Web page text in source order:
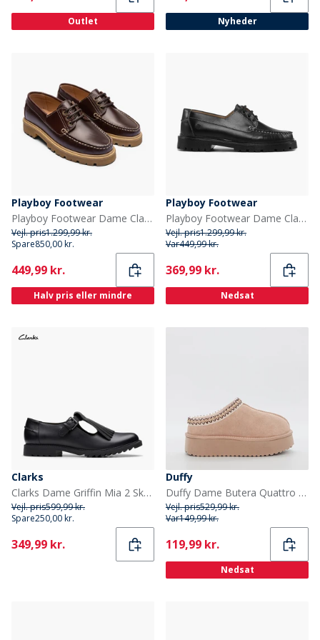
Outlet Nyheder
Playboy Footwear
Playboy Footwear Dame Claudine Sko Mørkebrun Læder Dk.Brown Leather
Vejl. pris1.299,99 kr.
Spare850,00 kr.
Current
449,99 kr.
Halv pris eller mindre
Playboy Footwear
Playboy Footwear Dame Claudine Sko Black Leather/Sort
Vejl. pris1.299,99 kr.
Var449,99 kr.
Current
369,99 kr.
Nedsat
Clarks
Clarks Dame Griffin Mia 2 Sko Black Leather
Vejl. pris599,99 kr.
Spare250,00 kr.
Current
349,99 kr.
Duffy
Duffy Dame Butera Quattro Sko Beige
Vejl. pris529,99 kr.
Var149,99 kr.
Current
119,99 kr.
Nedsat